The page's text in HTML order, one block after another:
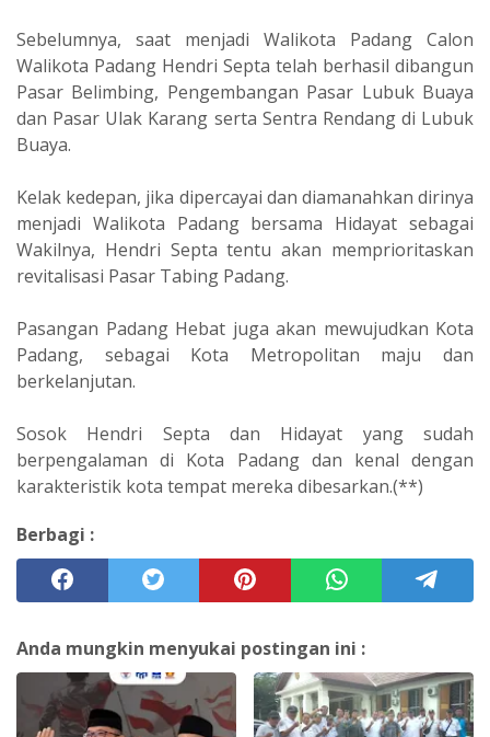
Sebelumnya, saat menjadi Walikota Padang Calon
Walikota Padang Hendri Septa telah berhasil dibangun
Pasar Belimbing, Pengembangan Pasar Lubuk Buaya
dan Pasar Ulak Karang serta Sentra Rendang di Lubuk
Buaya.
Kelak kedepan, jika dipercayai dan diamanahkan dirinya
menjadi Walikota Padang bersama Hidayat sebagai
Wakilnya, Hendri Septa tentu akan memprioritaskan
revitalisasi Pasar Tabing Padang.
Pasangan Padang Hebat juga akan mewujudkan Kota
Padang, sebagai Kota Metropolitan maju dan
berkelanjutan.
Sosok Hendri Septa dan Hidayat yang sudah
berpengalaman di Kota Padang dan kenal dengan
karakteristik kota tempat mereka dibesarkan.(**)
Berbagi :
Anda mungkin menyukai postingan ini :